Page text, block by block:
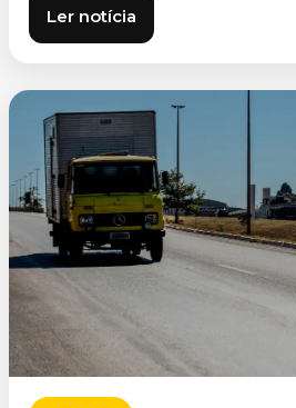
Ler notícia